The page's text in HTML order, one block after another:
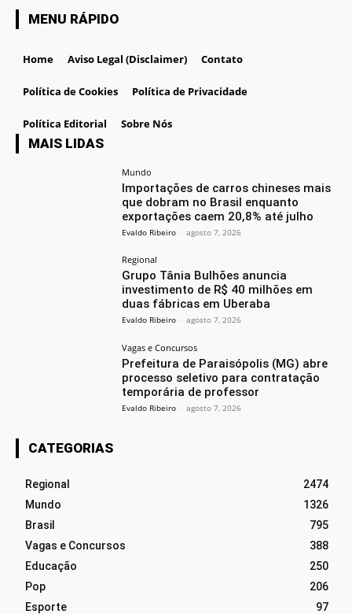
MENU RÁPIDO
Home Aviso Legal (Disclaimer) Contato
Política de Cookies Política de Privacidade
Política Editorial Sobre Nós
MAIS LIDAS
Mundo
Importações de carros chineses mais
que dobram no Brasil enquanto
exportações caem 20,8% até julho
Evaldo Ribeiro - agosto 7, 2026
Regional
Grupo Tânia Bulhões anuncia
investimento de R$ 40 milhões em
duas fábricas em Uberaba
Evaldo Ribeiro - agosto 7, 2026
Vagas e Concursos
Prefeitura de Paraisópolis (MG) abre
processo seletivo para contratação
temporária de professor
Evaldo Ribeiro - agosto 7, 2026
CATEGORIAS
Regional
2474
Mundo
1326
Brasil
795
Vagas e Concursos
388
Educação
250
Pop
206
Esporte
97